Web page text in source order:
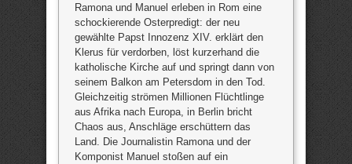
Ramona und Manuel erleben in Rom eine
schockierende Osterpredigt: der neu
gewählte Papst Innozenz XIV. erklärt den
Klerus für verdorben, löst kurzerhand die
katholische Kirche auf und springt dann von
seinem Balkon am Petersdom in den Tod.
Gleichzeitig strömen Millionen Flüchtlinge
aus Afrika nach Europa, in Berlin bricht
Chaos aus, Anschläge erschüttern das
Land. Die Journalistin Ramona und der
Komponist Manuel stoßen auf ein